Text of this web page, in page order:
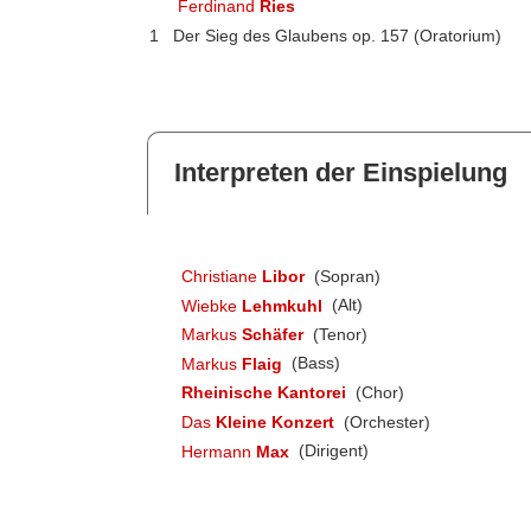
Ferdinand Ries
1
Der Sieg des Glaubens op. 157 (Oratorium)
Interpreten der Einspielung
Christiane Libor (Sopran)
Wiebke Lehmkuhl
(Alt)
Markus Schäfer (Tenor)
Markus Flaig
(Bass)
Rheinische Kantorei
(Chor)
Das Kleine Konzert (Orchester)
Hermann Max (Dirigent)